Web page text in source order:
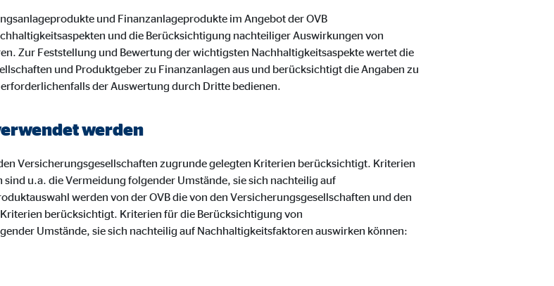
und Finanzanlageprodukte im Angebot der OVB
und die Berücksichtigung nachteiliger Auswirkungen von
Zur Feststellung und Bewertung der wichtigsten Nachhaltigkeitsaspekte wertet die
und Produktgeber zu Finanzanlagen aus und berücksichtigt die Angaben zu
der Auswertung durch Dritte bedienen.
werden
Versicherungsgesellschaften zugrunde gelegten Kriterien berücksichtigt. Kriterien
u.a. die Vermeidung folgender Umstände, sie sich nachteilig auf
werden von der OVB die von den Versicherungsgesellschaften und den
berücksichtigt. Kriterien für die Berücksichtigung von
Umstände, sie sich nachteilig auf Nachhaltigkeitsfaktoren auswirken können: